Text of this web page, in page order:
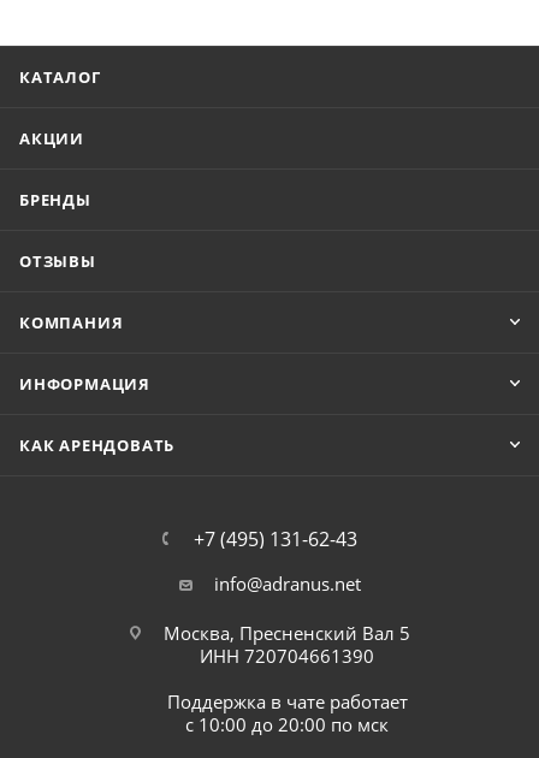
КАТАЛОГ
АКЦИИ
БРЕНДЫ
ОТЗЫВЫ
КОМПАНИЯ
ИНФОРМАЦИЯ
КАК АРЕНДОВАТЬ
+7 (495) 131-62-43
info@adranus.net
Москва, Пресненский Вал 5
ИНН 720704661390
Поддержка в чате работает
с 10:00 до 20:00 по мск